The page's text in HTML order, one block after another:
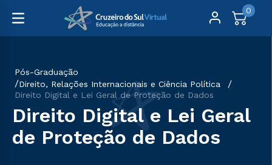
0
Pós-Graduação
Direito, Relações Internacionais e Ciência Política
Direito Digital e Lei Geral de Proteção de Dados
Direito Digital e Lei Geral
de Proteção de Dados